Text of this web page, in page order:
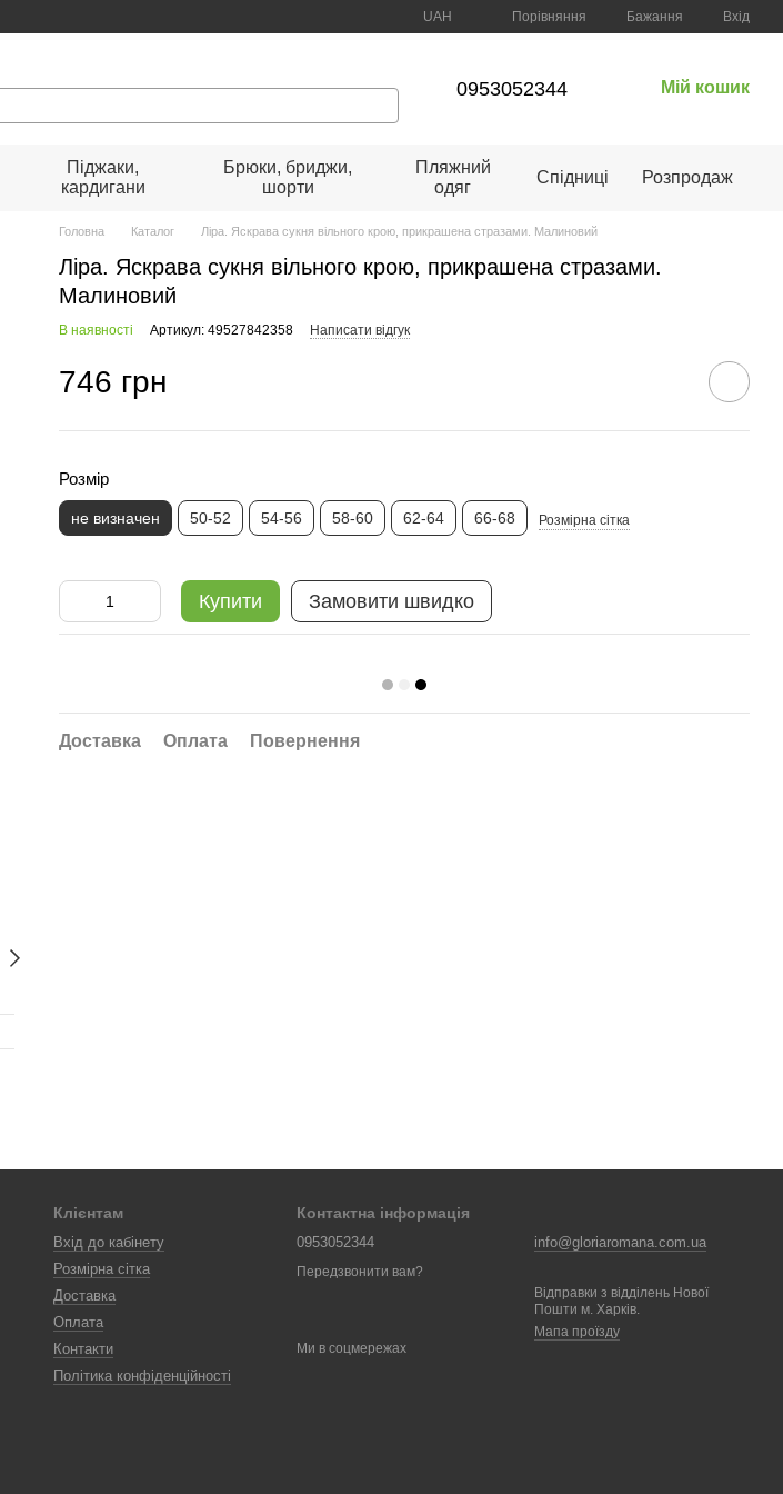
UAH Порівняння Бажання Вхід
0953052344 Мій кошик
Піджаки,
кардигани
Брюки, бриджи,
шорти
Пляжний
одяг
Спідниці Розпродаж
Головна Каталог Ліра. Яскрава сукня вільного крою, прикрашена стразами. Малиновий
Ліра. Яскрава сукня вільного крою, прикрашена стразами.
Малиновий
В наявності Артикул: 49527842358 Написати відгук
746 грн
Розмір
не визначен 50-52 54-56 58-60 62-64 66-68 Розмірна сітка
Купити Замовити швидко
Доставка Оплата Повернення
Клієнтам
Вхід до кабінету
Розмірна сітка
Доставка
Оплата
Контакти
Політика конфіденційності
Контактна інформація
0953052344
Передзвонити вам?
info@gloriaromana.com.ua
Відправки з відділень Нової
Пошти м. Харків.
Мапа проїзду
Ми в соцмережах